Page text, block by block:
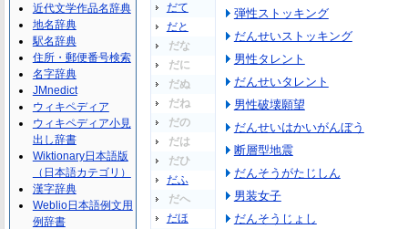
だて
だと
だな
だに
だぬ
だね
だの
だは
だひ
だふ
だへ
だほ
弾性ストッキング
だんせいストッキング
男性タレント
だんせいタレント
男性破壊願望
だんせいはかいがんぼう
断層型地震
だんそうがたじしん
男装女子
だんそうじょし
近代文学作品名辞典
地名辞典
駅名辞典
住所・郵便番号検索
名字辞典
JMnedict
ウィキペディア
ウィキペディア小見
出し辞書
Wiktionary日本語版
（日本語カテゴリ）
漢字辞典
Weblio日本語例文用
例辞書